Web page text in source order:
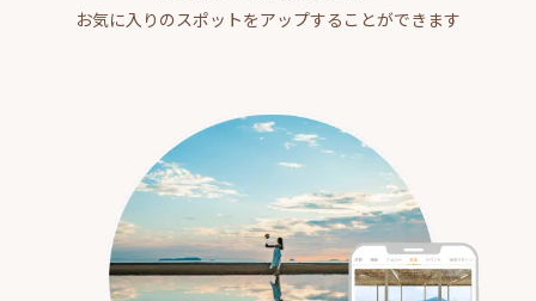
お気に入りのスポットをアップすることができます